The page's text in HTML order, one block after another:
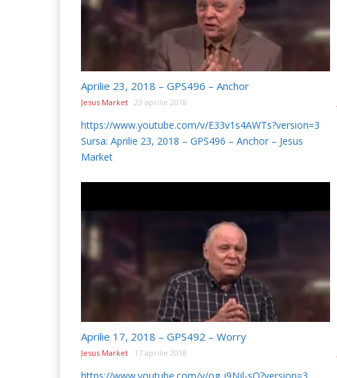
Aprilie 23, 2018 – GPS496 – Anchor
Jesus Market 23 aprilie 2018
https://www.youtube.com/v/E33v1s4AWTs?version=3
Sursa: Aprilie 23, 2018 – GPS496 – Anchor – Jesus
Market
Aprilie 17, 2018 – GPS492 – Worry
Jesus Market 17 aprilie 2018